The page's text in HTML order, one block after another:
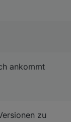
ankommt
zu